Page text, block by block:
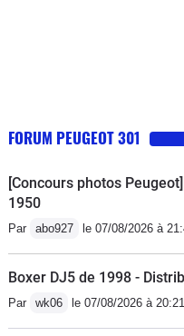
FORUM PEUGEOT 301
[Concours photos
1950
Par abo927 le 07/08/2026 à
Boxer DJ5 de 1998 -
Par wk06 le 07/08/2026 à 20:21